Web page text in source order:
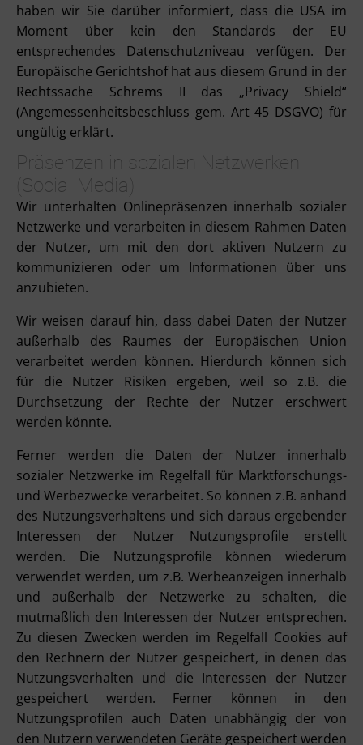
haben wir Sie darüber informiert, dass die USA im
Moment über kein den Standards der EU
entsprechendes Datenschutzniveau verfügen. Der
Europäische Gerichtshof hat aus diesem Grund in der
Rechtssache Schrems II das „Privacy Shield“
(Angemessenheitsbeschluss gem. Art 45 DSGVO) für
ungültig erklärt.
Präsenzen in sozialen Netzwerken
(Social Media)
Wir unterhalten Onlinepräsenzen innerhalb sozialer
Netzwerke und verarbeiten in diesem Rahmen Daten
der Nutzer, um mit den dort aktiven Nutzern zu
kommunizieren oder um Informationen über uns
anzubieten.
Wir weisen darauf hin, dass dabei Daten der Nutzer
außerhalb des Raumes der Europäischen Union
verarbeitet werden können. Hierdurch können sich
für die Nutzer Risiken ergeben, weil so z.B. die
Durchsetzung der Rechte der Nutzer erschwert
werden könnte.
Ferner werden die Daten der Nutzer innerhalb
sozialer Netzwerke im Regelfall für Marktforschungs-
und Werbezwecke verarbeitet. So können z.B. anhand
des Nutzungsverhaltens und sich daraus ergebender
Interessen der Nutzer Nutzungsprofile erstellt
werden. Die Nutzungsprofile können wiederum
verwendet werden, um z.B. Werbeanzeigen innerhalb
und außerhalb der Netzwerke zu schalten, die
mutmaßlich den Interessen der Nutzer entsprechen.
Zu diesen Zwecken werden im Regelfall Cookies auf
den Rechnern der Nutzer gespeichert, in denen das
Nutzungsverhalten und die Interessen der Nutzer
gespeichert werden. Ferner können in den
Nutzungsprofilen auch Daten unabhängig der von
den Nutzern verwendeten Geräte gespeichert werden